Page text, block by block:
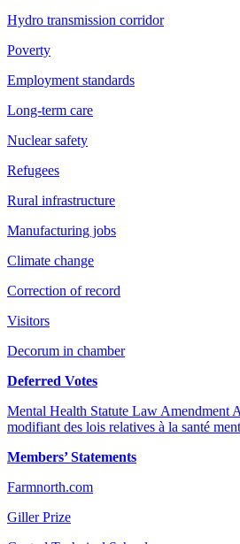
Hydro transmission corridor
Poverty
Employment standards
Long-term care
Nuclear safety
Refugees
Rural infrastructure
Manufacturing jobs
Climate change
Correction of record
Visitors
Decorum in chamber
Deferred Votes
Mental Health Statute Law Amendment
modifiant des lois relatives à la santé
Members’ Statements
Farmnorth.com
Giller Prize